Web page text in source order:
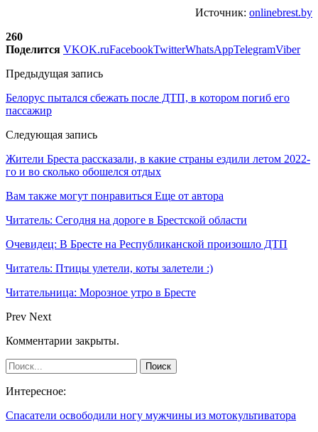
Источник: onlinebrest.by
260
Поделится VKOK.ruFacebookTwitterWhatsAppTelegramViber
Предыдущая запись
Белорус пытался сбежать после ДТП, в котором погиб его
пассажир
Следующая запись
Жители Бреста рассказали, в какие страны ездили летом 2022-
го и во сколько обошелся отдых
Вам также могут понравиться Еще от автора
Читатель: Сегодня на дороге в Брестской области
Очевидец: В Бресте на Республиканской произошло ДТП
Читатель: Птицы улетели, коты залетели :)
Читательница: Морозное утро в Бресте
Prev Next
Комментарии закрыты.
Интересное:
Спасатели освободили ногу мужчины из мотокультиватора